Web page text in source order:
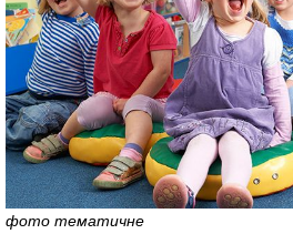
фото тематичне